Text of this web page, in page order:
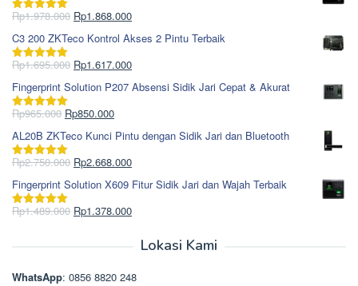
Dinilai5.00
Rp1.978.000 Harga
aslinya
adalah:
Rp1.978.000.
Rp1.868.000Harga
saat
ini
adalah:
C3 200 ZKTeco Kontrol Akses 2 Pintu Terbaik
Dinilai5.00
Rp1.695.000 Harga
aslinya
adalah:
Rp1.695.000.
Rp1.617.000Harga
saat
ini
Fingerprint Solution P207 Absensi Sidik Jari Cepat & Akurat
Dinilai5.00
Rp965.000 Harga
aslinya
adalah:
Rp965.000.
Rp850.000Harga
saat
ini
adalah:
AL20B ZKTeco Kunci Pintu dengan Sidik Jari dan Bluetooth
Dinilai5.00
Rp2.750.000 Harga
aslinya
adalah:
Rp2.750.000.
Rp2.668.000Harga
saat
ini
adalah:
Fingerprint Solution X609 Fitur Sidik Jari dan Wajah Terbaik
Dinilai5.00
Rp1.489.000 Harga
Rp1.378.000Harga
Rp1.378.000.
Lokasi Kami
WhatsApp: 0856 8820 248